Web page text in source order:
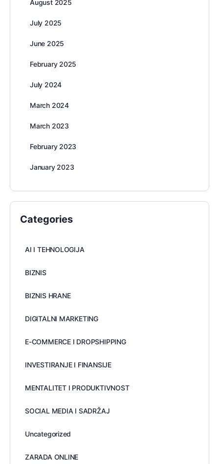
August 2025
July 2025
June 2025
February 2025
July 2024
March 2024
March 2023
February 2023
January 2023
Categories
AI I TEHNOLOGIJA
BIZNIS
BIZNIS HRANE
DIGITALNI MARKETING
E-COMMERCE I DROPSHIPPING
INVESTIRANJE I FINANSIJE
MENTALITET I PRODUKTIVNOST
SOCIAL MEDIA I SADRŽAJ
Uncategorized
ZARADA ONLINE